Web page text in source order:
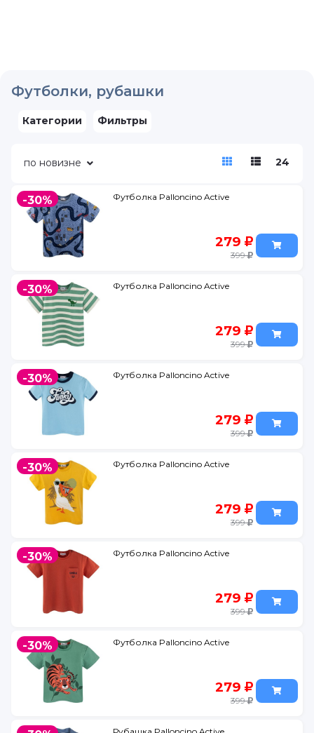
Футболки, рубашки
Категории Фильтры
по новизне 24
-30% Футболка Palloncino Active
279
399
-30% Футболка Palloncino Active
279
399
-30% Футболка Palloncino Active
279
399
-30% Футболка Palloncino Active
279
399
-30% Футболка Palloncino Active
279
399
-30% Футболка Palloncino Active
279
399